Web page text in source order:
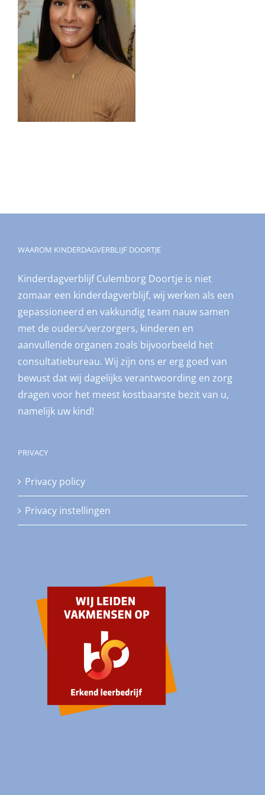
WAAROM KINDERDAGVERBLIJF DOORTJE
Kinderdagverblijf Culemborg Doortje is niet
zomaar een kinderdagverblijf, wij werken als een
gepassioneerd en vakkundig team nauw samen
met de ouders/verzorgers, kinderen en
aanvullende organen zoals bijvoorbeeld het
consultatiebureau. Wij zijn ons er erg goed van
bewust dat wij dagelijks verantwoording en zorg
dragen voor het meest kostbaarste bezit van u,
namelijk uw kind!
PRIVACY
Privacy policy
Privacy instellingen